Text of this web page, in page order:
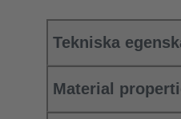
Tekniska
Material